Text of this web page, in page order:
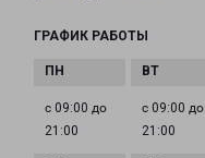
ГРАФИК РАБОТЫ
с 09:00 до
21:00
с 09:00 до
21:00